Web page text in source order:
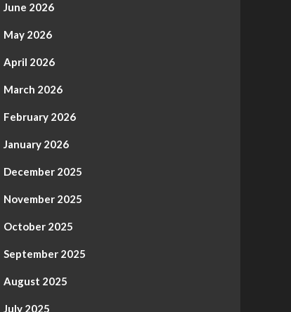
June 2026
May 2026
April 2026
March 2026
February 2026
January 2026
December 2025
November 2025
October 2025
September 2025
August 2025
July 2025